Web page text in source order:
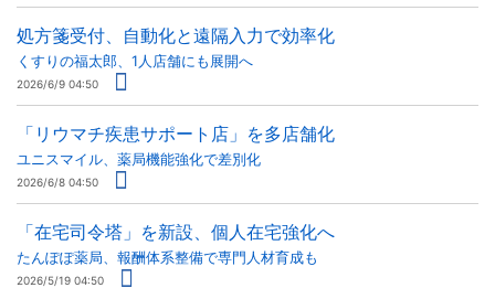
処方箋受付、自動化と遠隔入力で効率化
くすりの福太郎、1人店舗にも展開へ
2026/6/9 04:50
「リウマチ疾患サポート店」を多店舗化
ユニスマイル、薬局機能強化で差別化
2026/6/8 04:50
「在宅司令塔」を新設、個人在宅強化へ
たんぽぽ薬局、報酬体系整備で専門人材育成も
2026/5/19 04:50